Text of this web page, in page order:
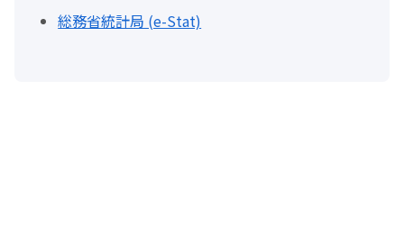
総務省統計局 (e-Stat)